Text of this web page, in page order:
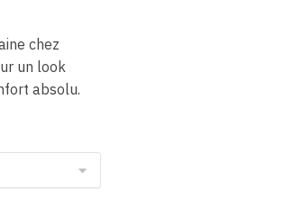
chez
un look
absolu.